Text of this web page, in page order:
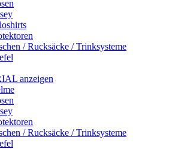
/ Rucksäcke / Trinksysteme
anzeigen
/ Rucksäcke / Trinksysteme